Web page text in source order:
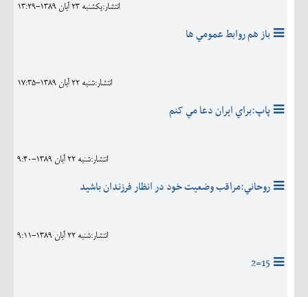
انتشار:يکشنبه 23 آبان 1389-13:29
باز هم روابط عمومي ها
انتشار:شنبه 22 آبان 1389-17:35
پاپ:براي ايران دعا مي کنم
انتشار:شنبه 22 آبان 1389-9:40
روحاني:مراقب وضعیت خود در انظار فرزندان باشید
انتشار:شنبه 22 آبان 1389-9:11
15=2